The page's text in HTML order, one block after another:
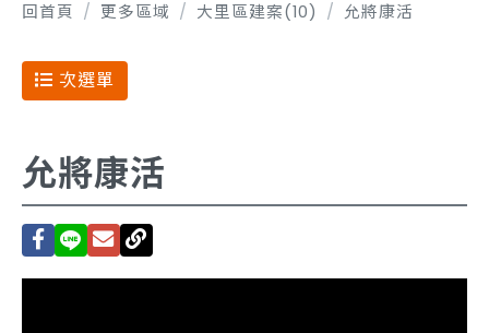
回首頁 更多區域 大里區建案(10) 允將康活
次選單
允將康活